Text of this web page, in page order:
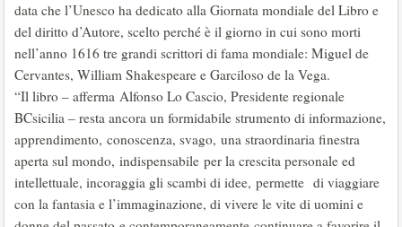
data che l’Unesco ha dedicato alla Giornata mondiale del Libro e
del diritto d’Autore, scelto perché è il giorno in cui sono morti
nell’anno 1616 tre grandi scrittori di fama mondiale: Miguel de
Cervantes, William Shakespeare e Garciloso de la Vega.
“Il libro – afferma Alfonso Lo Cascio, Presidente regionale
BCsicilia – resta ancora un formidabile strumento di informazione,
apprendimento, conoscenza, svago, una straordinaria finestra
aperta sul mondo, indispensabile per la crescita personale ed
intellettuale, incoraggia gli scambi di idee, permette di viaggiare
con la fantasia e l’immaginazione, di vivere le vite di uomini e